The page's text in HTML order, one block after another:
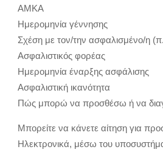
ΑΜΚΑ
Ημερομηνία γέννησης
Σχέση με τον/την ασφαλισμένο/η
Ασφαλιστικός φορέας
Ημερομηνία έναρξης ασφάλισης
Ασφαλιστική ικανότητα
Πώς μπορώ να προσθέσω ή να
Μπορείτε να κάνετε αίτηση για
Ηλεκτρονικά, μέσω του